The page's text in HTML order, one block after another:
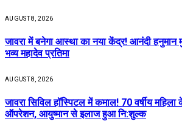
AUGUST 8, 2026
जावरा में बनेगा आस्था का नया केंद्र! आनंदी हनुमान
भव्य महादेव प्रतिमा
AUGUST 8, 2026
जावरा सिविल हॉस्पिटल में कमाल! 70 वर्षीय
ऑपरेशन, आयुष्मान से इलाज हुआ नि:शुल्क